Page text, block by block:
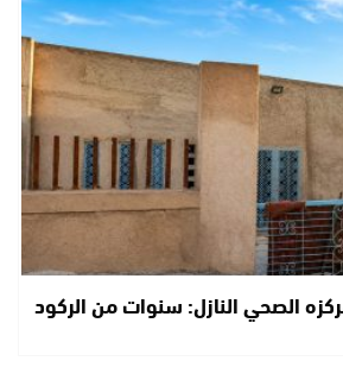
الصحي النازل: سنوات من الركود